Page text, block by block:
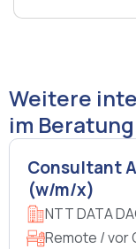
Weitere
im
Consultant
(w/m/x)
NTT DATA
Remote / vor